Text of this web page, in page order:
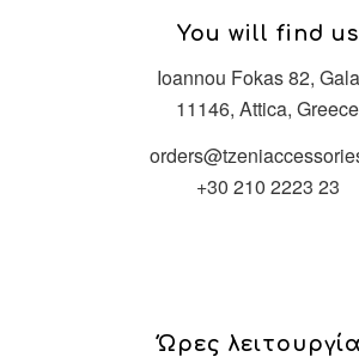
You will find us
Ioannou Fokas 82,
11146, Attica, Greece
+30 210 2223 23
Ώρες